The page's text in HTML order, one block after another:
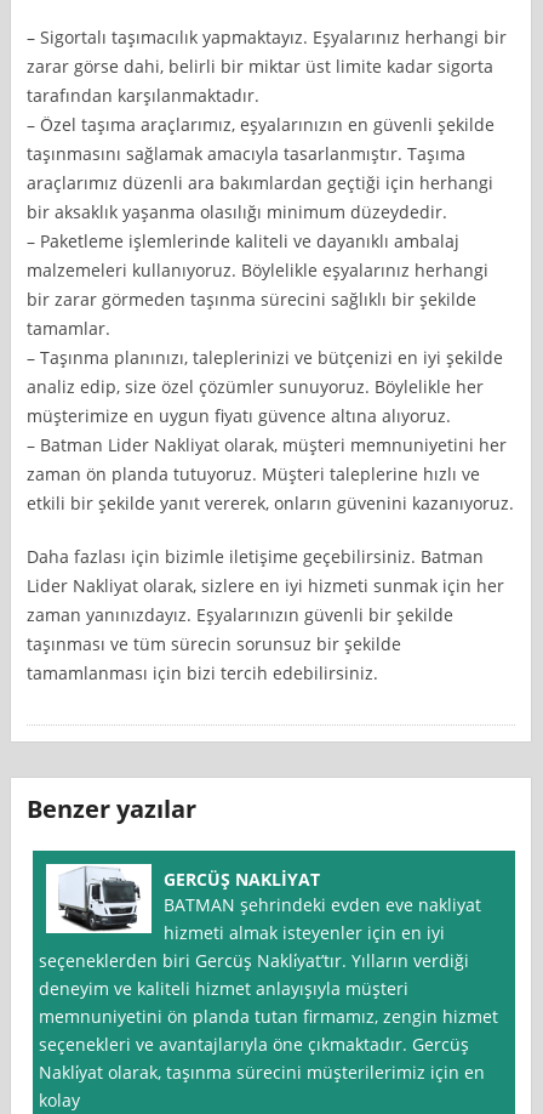
– Sigortalı taşımacılık yapmaktayız. Eşyalarınız herhangi bir
zarar görse dahi, belirli bir miktar üst limite kadar sigorta
tarafından karşılanmaktadır.
– Özel taşıma araçlarımız, eşyalarınızın en güvenli şekilde
taşınmasını sağlamak amacıyla tasarlanmıştır. Taşıma
araçlarımız düzenli ara bakımlardan geçtiği için herhangi
bir aksaklık yaşanma olasılığı minimum düzeydedir.
– Paketleme işlemlerinde kaliteli ve dayanıklı ambalaj
malzemeleri kullanıyoruz. Böylelikle eşyalarınız herhangi
bir zarar görmeden taşınma sürecini sağlıklı bir şekilde
tamamlar.
– Taşınma planınızı, taleplerinizi ve bütçenizi en iyi şekilde
analiz edip, size özel çözümler sunuyoruz. Böylelikle her
müşterimize en uygun fiyatı güvence altına alıyoruz.
– Batman Lider Nakliyat olarak, müşteri memnuniyetini her
zaman ön planda tutuyoruz. Müşteri taleplerine hızlı ve
etkili bir şekilde yanıt vererek, onların güvenini kazanıyoruz.
Daha fazlası için bizimle iletişime geçebilirsiniz. Batman
Lider Nakliyat olarak, sizlere en iyi hizmeti sunmak için her
zaman yanınızdayız. Eşyalarınızın güvenli bir şekilde
taşınması ve tüm sürecin sorunsuz bir şekilde
tamamlanması için bizi tercih edebilirsiniz.
Benzer yazılar
GERCÜŞ NAKLİYAT
BATMAN şehrindeki evden eve nakliyat
hizmeti almak isteyenler için en iyi
seçeneklerden biri Gercüş Nakli̇yat’tır. Yılların verdiği
deneyim ve kaliteli hizmet anlayışıyla müşteri
memnuniyetini ön planda tutan firmamız, zengin hizmet
seçenekleri ve avantajlarıyla öne çıkmaktadır. Gercüş
Nakli̇yat olarak, taşınma sürecini müşterilerimiz için en
kolay